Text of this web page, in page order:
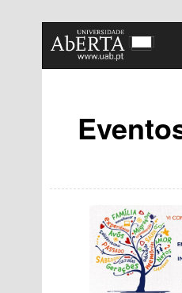
Portal de